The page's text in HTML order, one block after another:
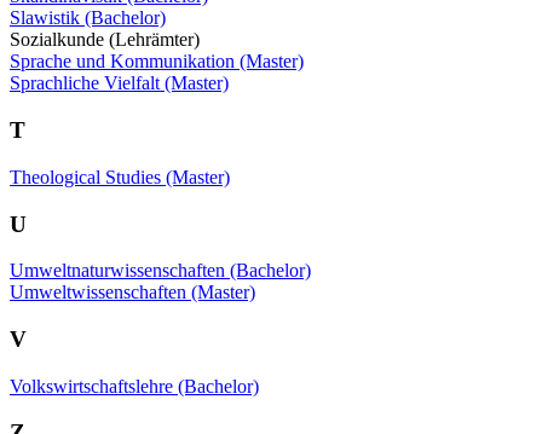
Slawistik (Bachelor)
Sozialkunde (Lehrämter)
Sprache und Kommunikation (Master)
Sprachliche Vielfalt (Master)
T
Theological Studies (Master)
U
Umweltnaturwissenschaften (Bachelor)
Umweltwissenschaften (Master)
V
Volkswirtschaftslehre (Bachelor)